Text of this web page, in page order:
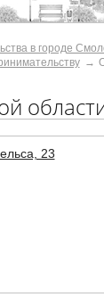
в городе
23